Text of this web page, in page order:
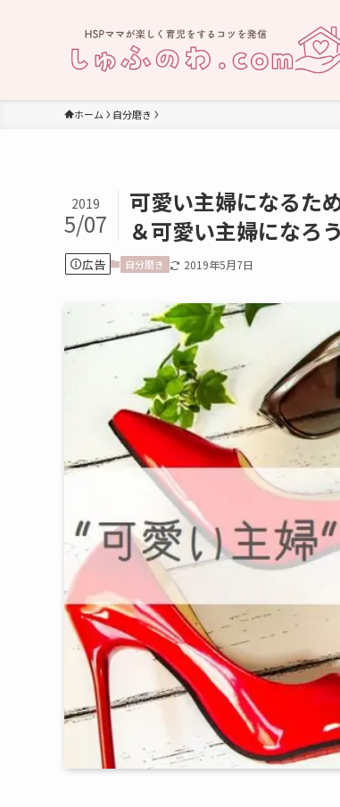
ホーム 自分磨き
可愛い主婦になるた
＆可愛い主婦になろ
2019
5/07
広告 自分磨き 2019年5月7日